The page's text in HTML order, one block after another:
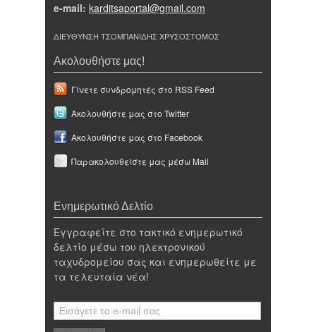
e-mail: karditsaportal@gmail.com
ΔΙΕΥΘΥΝΣΗ ΤΣΟΜΠΑΝΙΔΗΣ ΧΡΥΣΟΣΤΟΜΟΣ
Ακολουθήστε μας!
Γίνετε συνδρομητές στο RSS Feed
Ακολουθήστε μας στο Twitter
Ακολουθήστε μας στο Facebook
Παρακολουθείστε μας μέσω Mail
Ενημερωτικό Δελτίο
Εγγραφείτε στο τακτικό ενημερωτικό
δελτίο μέσω του ηλεκτρονικού
ταχυδρομείου σας και ενημερωθείτε με
τα τελευταία νέα!